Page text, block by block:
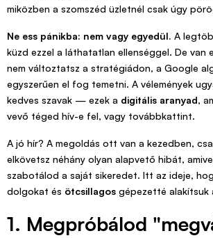
miközben a szomszéd üzletnél csak úgy
Ne ess pánikba: nem vagy egyedül. A
küzd ezzel a láthatatlan ellenséggel. De van
nem változtatsz a stratégiádon, a Google
egyszerűen el fog temetni. A vélemények
kedves szavak — ezek a digitális aranyad,
vevő téged hív-e fel, vagy továbbkattint.
A jó hír? A megoldás ott van a kezedben,
elkövetsz néhány olyan alapvető hibát,
szabotálod a saját sikeredet. Itt az ideje,
dolgokat és ötcsillagos gépezetté alakítsuk
1. Megpróbálod